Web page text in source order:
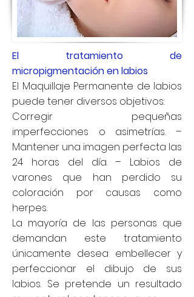
El tratamiento de
micropigmentación en labios
El Maquillaje Permanente de labios
puede tener diversos objetivos:
Corregir pequeñas
imperfecciones o asimetrías. –
Mantener una imagen perfecta las
24 horas del día. – Labios de
varones que han perdido su
coloración por causas como
herpes.
La mayoría de las personas que
demandan este tratamiento
únicamente desea embellecer y
perfeccionar el dibujo de sus
labios. Se pretende un resultado